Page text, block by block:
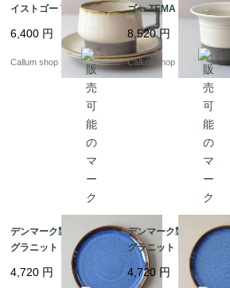
イストゴー TEMA ティ
ィーマ B&G Bing & Gr
ondahl J.H.Quistgaard
北欧ヴィンテージ アン
6,400 円
Callum shop
ゴー TEMA ボウル 鉢
器 ティーマ B&G Bing
& Grondahl J.H.Quistg
aard 北欧ヴィンテージ
アンティーク_it4610
8,520円
Callum shop
デンマーク製 SOHOLM
グラニット 18cm プレ
ート お皿 スーホルム G
RANIT 北欧食器 北欧雑
4,720 円
デンマーク製 SOHOLM
グラニット 18cm プレ
ート お皿 スーホルム G
RANIT 北欧食器 北欧雑
4,720 円